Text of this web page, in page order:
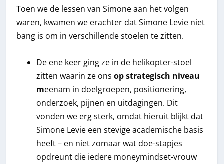
Toen we de lessen van Simone aan het volgen
waren, kwamen we erachter dat Simone Levie niet
bang is om in verschillende stoelen te zitten.
De ene keer ging ze in de helikopter-stoel
zitten waarin ze onsop strategisch niveau
meenam in doelgroepen, positionering,
onderzoek, pijnen en uitdagingen. Dit
vonden we erg sterk, omdat hieruit blijkt dat
Simone Levie een stevige academische basis
heeft – en niet zomaar wat doe-stapjes
opdreunt die iedere moneymindset-vrouw